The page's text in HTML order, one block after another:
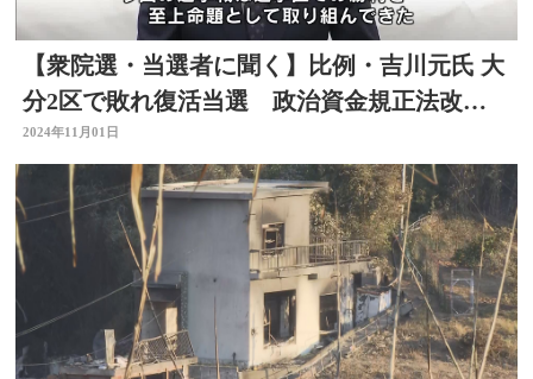
【衆院選・当選者に聞く】比例・吉川元氏 大
分2区で敗れ復活当選 政治資金規正法改正
など取り組む決意
2024年11月01日